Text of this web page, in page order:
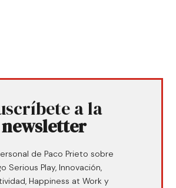
a la
newsletter
de Paco Prieto sobre
Serious Play, Innovación,
Happiness at Work y